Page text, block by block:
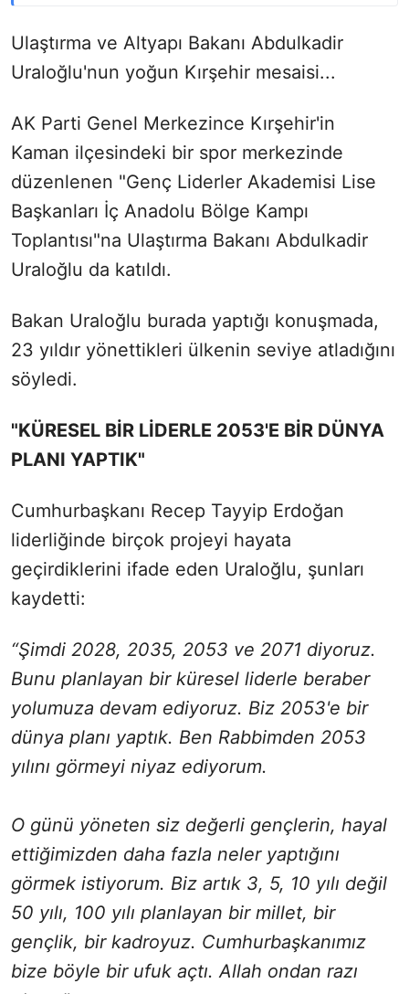
Ulaştırma ve Altyapı Bakanı Abdulkadir
Uraloğlu'nun yoğun Kırşehir mesaisi...
AK Parti Genel Merkezince Kırşehir'in
Kaman ilçesindeki bir spor merkezinde
düzenlenen "Genç Liderler Akademisi Lise
Başkanları İç Anadolu Bölge Kampı
Toplantısı"na Ulaştırma Bakanı Abdulkadir
Uraloğlu da katıldı.
Bakan Uraloğlu burada yaptığı konuşmada,
23 yıldır yönettikleri ülkenin seviye atladığını
söyledi.
"KÜRESEL BİR LİDERLE 2053'E BİR DÜNYA
PLANI YAPTIK"
Cumhurbaşkanı Recep Tayyip Erdoğan
liderliğinde birçok projeyi hayata
geçirdiklerini ifade eden Uraloğlu, şunları
kaydetti:
“Şimdi 2028, 2035, 2053 ve 2071 diyoruz.
Bunu planlayan bir küresel liderle beraber
yolumuza devam ediyoruz. Biz 2053'e bir
dünya planı yaptık. Ben Rabbimden 2053
yılını görmeyi niyaz ediyorum.
O günü yöneten siz değerli gençlerin, hayal
ettiğimizden daha fazla neler yaptığını
görmek istiyorum. Biz artık 3, 5, 10 yılı değil
50 yılı, 100 yılı planlayan bir millet, bir
gençlik, bir kadroyuz. Cumhurbaşkanımız
bize böyle bir ufuk açtı. Allah ondan razı